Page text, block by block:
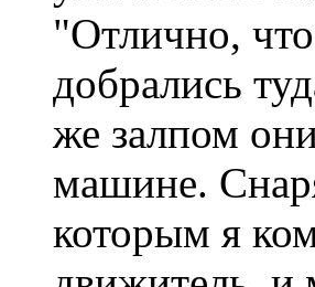
"Отлично,
добрались
же залпом
машине.
которым я